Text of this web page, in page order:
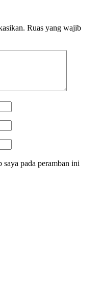
Ruas yang wajib
saya pada peramban ini